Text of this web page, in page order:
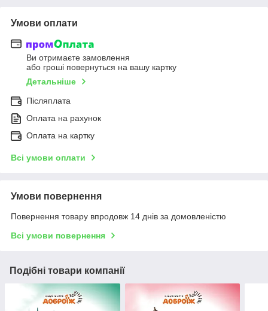
Умови оплати
Ви отримаєте замовлення
або гроші повернуться на вашу картку
Детальніше
Післяплата
Оплата на рахунок
Оплата на картку
Всі умови оплати
Умови повернення
Повернення товару впродовж 14 днів за домовленістю
Всі умови повернення
Подібні товари компанії